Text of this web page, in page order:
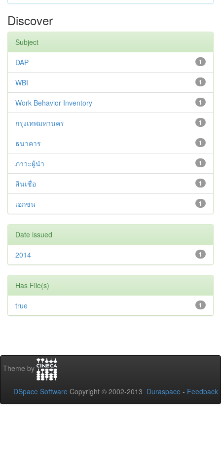
Discover
Subject
1
DAP
1
WBI
1
Work Behavior Inventory
1
กรุงเทพมหานคร
1
ธนาคาร
1
ภาวะผู้นำ
1
สินเชื่อ
1
เอกชน
Date issued
1
2014
Has File(s)
1
true
Theme by
DSpace Software Copyright © 2002-2013 Duraspace - Feedback